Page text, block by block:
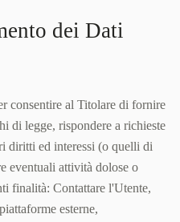
dei Dati
consentire al Titolare di fornire
di legge, rispondere a richieste
diritti ed interessi (o quelli di
eventuali attività dolose o
finalità: Contattare l'Utente,
esterne,